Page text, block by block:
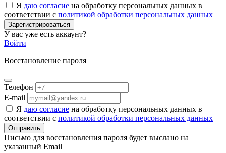
Я даю согласие на обработку персональных данных в
соответствии с политикой обработки персональных данных
Зарегистрироваться
У вас уже есть аккаунт?
Войти
Восстановление пароля
Телефон
E-mail
Я даю согласие на обработку персональных данных в
соответствии с политикой обработки персональных данных
Отправить
Письмо для восстановления пароля будет выслано на
указанный Email